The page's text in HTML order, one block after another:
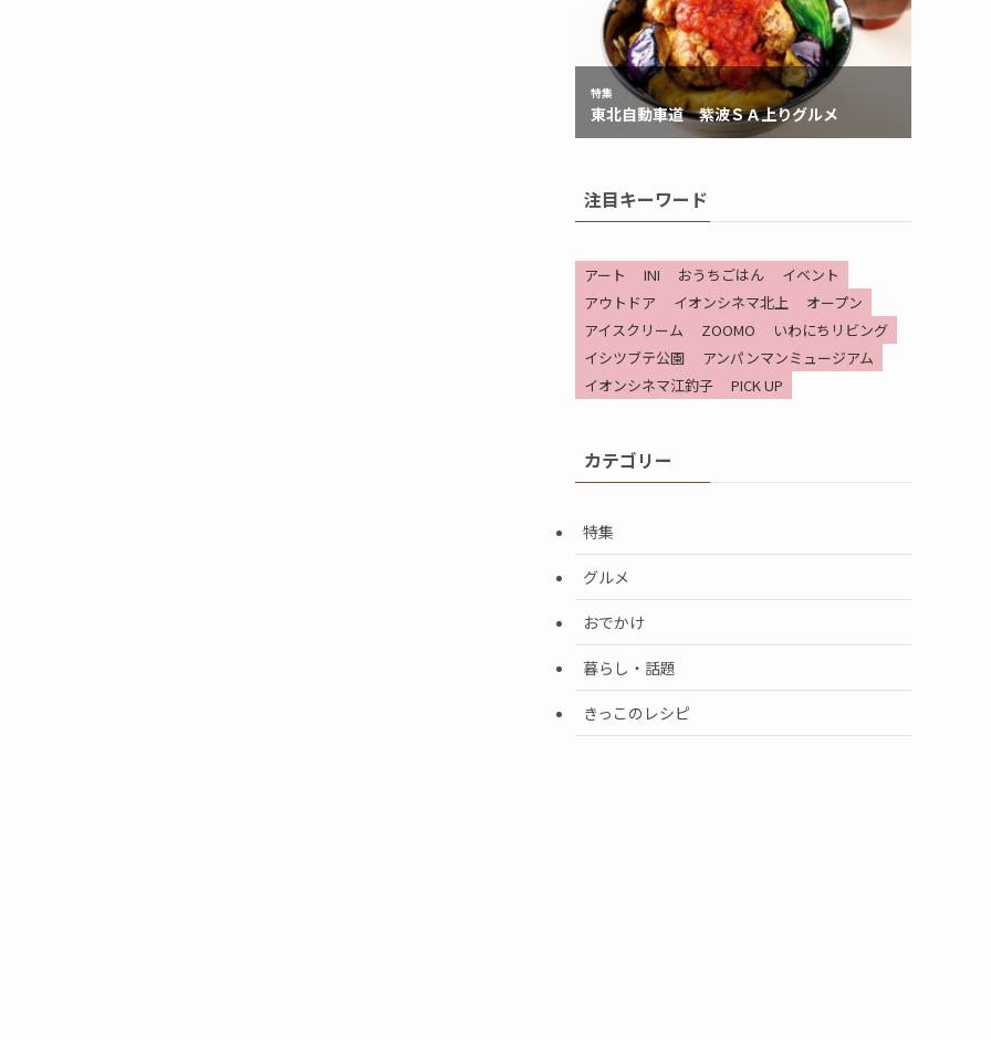
注目キーワード
アート INI おうちごはん
イベント
アウトドア
イオンシネマ北上
オープン
アイスクリーム
ZOOMO
いわにちリビング
イシツブテ公園
アンパンマンミュージアム
イオンシネマ江釣子
PICK UP
カテゴリー
特集
グルメ
おでかけ
暮らし・話題
きっこのレシピ